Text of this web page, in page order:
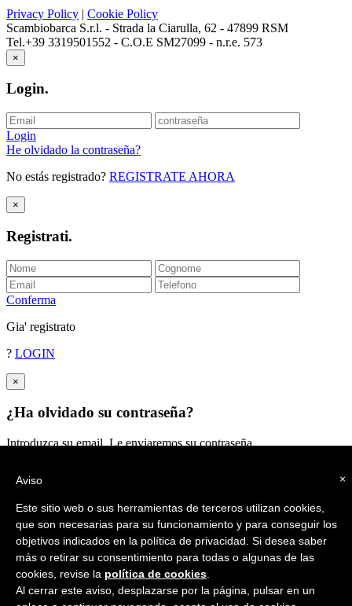
Privacy Policy | Cookie Policy
Scambiobarca S.r.l. - Strada la Ciarulla, 62 - 47899 RSM
Tel.+39 3319501552 - C.O.E SM27099 - n.r.e. 573
×
Login.
Login
He olvidado la contraseña?
No estás registrado? REGISTRATE AHORA
×
Registrati.
Conferma
Gia' registrato
? LOGIN
×
¿Ha olvidado su contraseña?
Introduzca su email. Le enviaremos su contraseña
×
Aviso
Este sitio web o sus herramientas de terceros utilizan cookies,
que son necesarias para su funcionamiento y para conseguir los
objetivos indicados en la política de privacidad. Si desea saber
más o retirar su consentimiento para todas o algunas de las
cookies, revise la política de cookies
Al cerrar este aviso, desplazarse por la página, pulsar en un